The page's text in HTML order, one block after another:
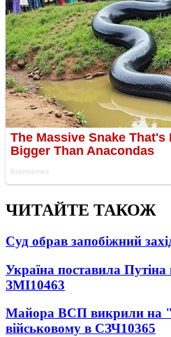
ЧИТАЙТЕ ТАКОЖ
Суд обрав запобіжний
Україна поставила
ЗМІ10463
Майора ВСП викрили на
військовому в СЗЧ10365